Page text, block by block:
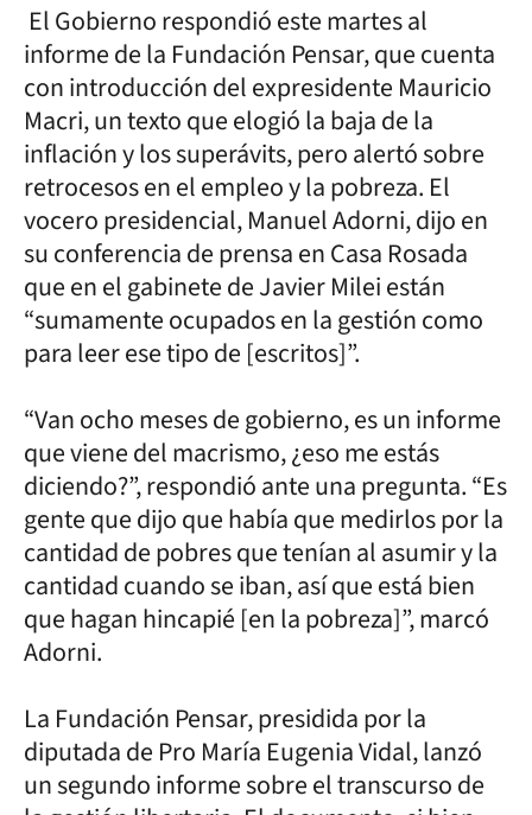
El Gobierno respondió este martes al
informe de la Fundación Pensar, que cuenta
con introducción del expresidente Mauricio
Macri, un texto que elogió la baja de la
inflación y los superávits, pero alertó sobre
retrocesos en el empleo y la pobreza. El
vocero presidencial, Manuel Adorni, dijo en
su conferencia de prensa en Casa Rosada
que en el gabinete de Javier Milei están
“sumamente ocupados en la gestión como
para leer ese tipo de [escritos]”.
“Van ocho meses de gobierno, es un informe
que viene del macrismo, ¿eso me estás
diciendo?”, respondió ante una pregunta. “Es
gente que dijo que había que medirlos por la
cantidad de pobres que tenían al asumir y la
cantidad cuando se iban, así que está bien
que hagan hincapié [en la pobreza]”, marcó
Adorni.
La Fundación Pensar, presidida por la
diputada de Pro María Eugenia Vidal, lanzó
un segundo informe sobre el transcurso de